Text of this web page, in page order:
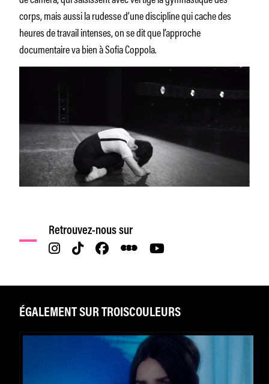
corps, mais aussi la rudesse d’une discipline qui cache des
heures de travail intenses, on se dit que l’approche
documentaire va bien à Sofia Coppola.
Retrouvez-nous sur
ÉGALEMENT SUR TROISCOULEURS